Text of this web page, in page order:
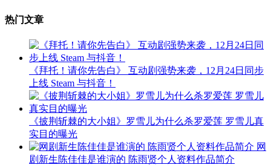
热门文章
《拜托！请你先告白》 互动剧强势来袭，12月24日同步
上线 Steam 与抖音！
《披荆斩棘的大小姐》罗雪儿为什么杀罗爱莲 罗雪儿真
实目的曝光
网
剧新生陈佳佳是谁演的 陈雨贤个人资料作品简介